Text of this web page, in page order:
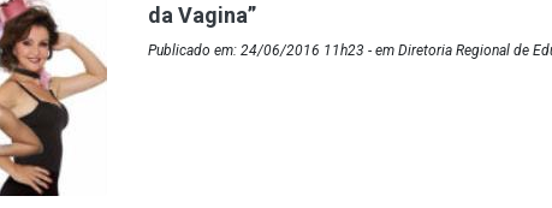
da Vagina”
Publicado em: 24/06/2016 11h23 - em Diretoria Regional de